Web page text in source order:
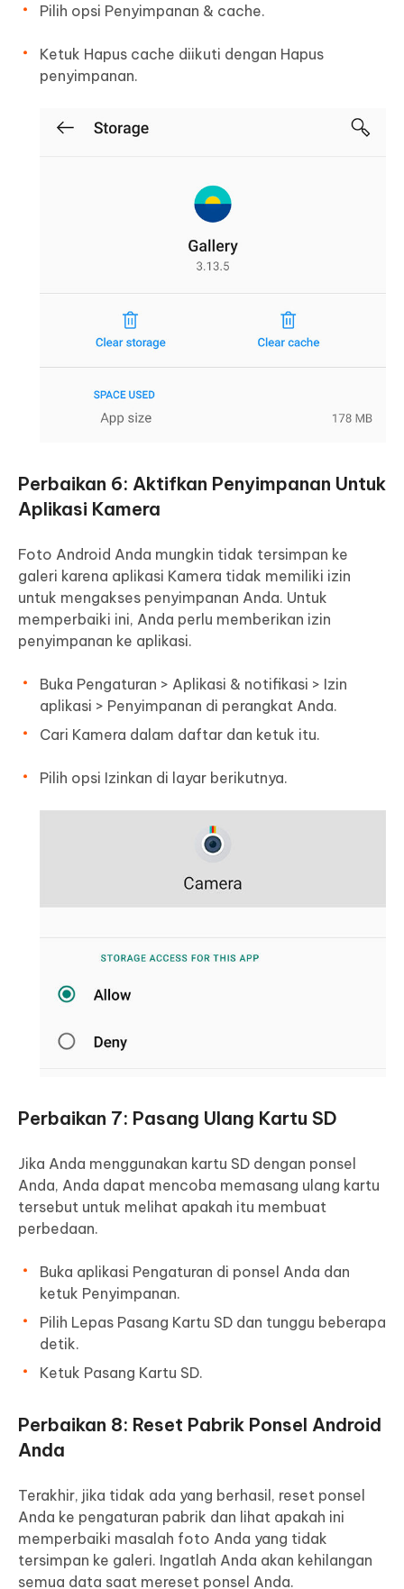
Pilih opsi Penyimpanan & cache.
Ketuk Hapus cache diikuti dengan Hapus
penyimpanan.
Perbaikan 6: Aktifkan Penyimpanan Untuk
Aplikasi Kamera
Foto Android Anda mungkin tidak tersimpan ke
galeri karena aplikasi Kamera tidak memiliki izin
untuk mengakses penyimpanan Anda. Untuk
memperbaiki ini, Anda perlu memberikan izin
penyimpanan ke aplikasi.
Buka Pengaturan > Aplikasi & notifikasi > Izin
aplikasi > Penyimpanan di perangkat Anda.
Cari Kamera dalam daftar dan ketuk itu.
Pilih opsi Izinkan di layar berikutnya.
Perbaikan 7: Pasang Ulang Kartu SD
Jika Anda menggunakan kartu SD dengan ponsel
Anda, Anda dapat mencoba memasang ulang kartu
tersebut untuk melihat apakah itu membuat
perbedaan.
Buka aplikasi Pengaturan di ponsel Anda dan
ketuk Penyimpanan.
Pilih Lepas Pasang Kartu SD dan tunggu beberapa
detik.
Ketuk Pasang Kartu SD.
Perbaikan 8: Reset Pabrik Ponsel Android
Anda
Terakhir, jika tidak ada yang berhasil, reset ponsel
Anda ke pengaturan pabrik dan lihat apakah ini
memperbaiki masalah foto Anda yang tidak
tersimpan ke galeri. Ingatlah Anda akan kehilangan
semua data saat mereset ponsel Anda.